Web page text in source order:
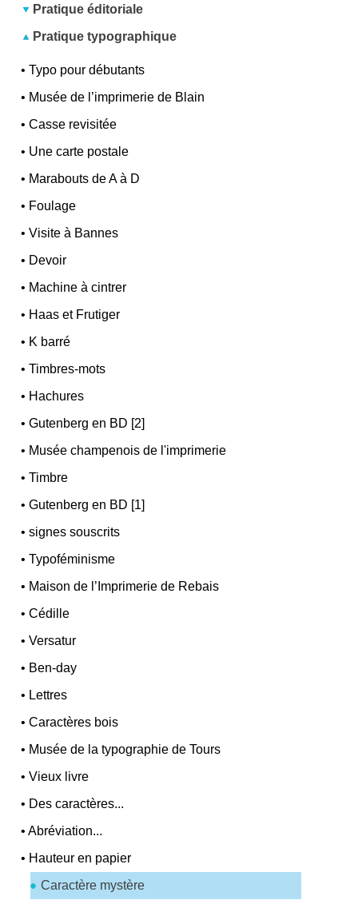
Pratique éditoriale
Pratique typographique
•Typo pour débutants
• Musée de l’imprimerie de Blain
•Casse revisitée
• Une carte postale
• Marabouts de A à D
• Foulage
•Visite à Bannes
• Devoir
• Machine à cintrer
• Haas et Frutiger
• K barré
•Timbres-mots
• Hachures
•Gutenberg en BD [2]
• Musée champenois de l'imprimerie
•Timbre
•Gutenberg en BD [1]
•signes souscrits
•Typoféminisme
• Maison de l’Imprimerie de Rebais
•Cédille
•Versatur
• Ben-day
• Lettres
•Caractères bois
• Musée de la typographie de Tours
•Vieux livre
• Des caractères...
•Abréviation...
• Hauteur en papier
Caractère mystère